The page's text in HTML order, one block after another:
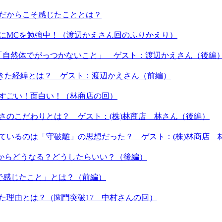
からこそ感じたこととは？
を勉強中！（渡辺かえさん回のふりかえり）
然体でがっつかないこと」 ゲスト：渡辺かえさん（後編）
た経緯とは？ ゲスト：渡辺かえさん（前編）
ごい！面白い！（林商店の回）
のこだわりとは？ ゲスト：(株)林商店 林さん（後編）
いるのは「守破離」の思想だった？ ゲスト：(株)林商店
どうなる？どうしたらいい？（後編）
じたこと」とは？（前編）
理由とは？（関門突破17 中村さんの回）